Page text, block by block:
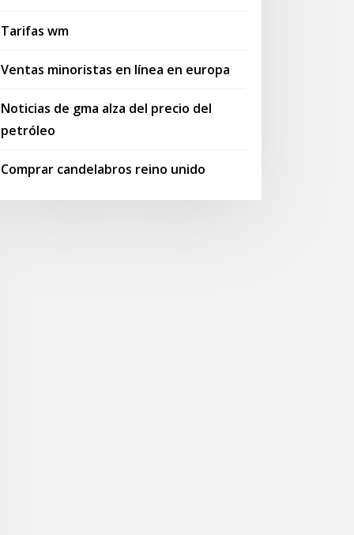
Tarifas wm
Ventas minoristas en línea en europa
Noticias de gma alza del precio del
petróleo
Comprar candelabros reino unido